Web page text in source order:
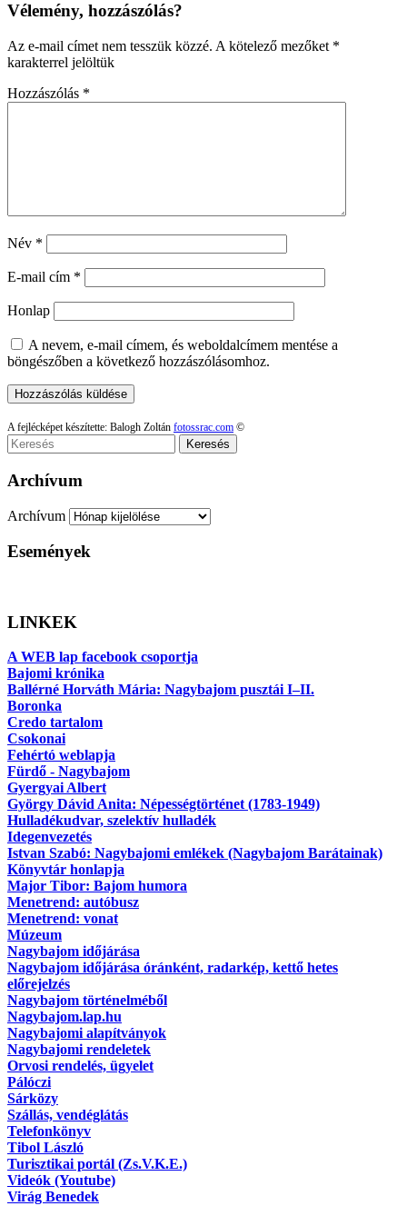
Vélemény, hozzászólás?
Az e-mail címet nem tesszük közzé. A kötelező mezőket *
karakterrel jelöltük
Hozzászólás *
Név *
E-mail cím *
Honlap
A nevem, e-mail címem, és weboldalcímem mentése a
böngészőben a következő hozzászólásomhoz.
A fejlécképet készítette: Balogh Zoltán fotossrac.com ©
Keresés
Archívum
Archívum
Események
LINKEK
A WEB lap facebook csoportja
Bajomi krónika
Ballérné Horváth Mária: Nagybajom pusztái I–II.
Boronka
Credo tartalom
Csokonai
Fehértó weblapja
Fürdő - Nagybajom
Gyergyai Albert
György Dávid Anita: Népességtörténet (1783-1949)
Hulladékudvar, szelektív hulladék
Idegenvezetés
Istvan Szabó: Nagybajomi emlékek (Nagybajom Barátainak)
Könyvtár honlapja
Major Tibor: Bajom humora
Menetrend: autóbusz
Menetrend: vonat
Múzeum
Nagybajom időjárása
Nagybajom időjárása óránként, radarkép, kettő hetes
előrejelzés
Nagybajom történelméből
Nagybajom.lap.hu
Nagybajomi alapítványok
Nagybajomi rendeletek
Orvosi rendelés, ügyelet
Pálóczi
Sárközy
Szállás, vendéglátás
Telefonkönyv
Tibol László
Turisztikai portál (Zs.V.K.E.)
Videók (Youtube)
Virág Benedek